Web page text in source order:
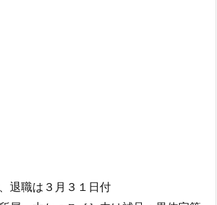
退職は３月３１日付